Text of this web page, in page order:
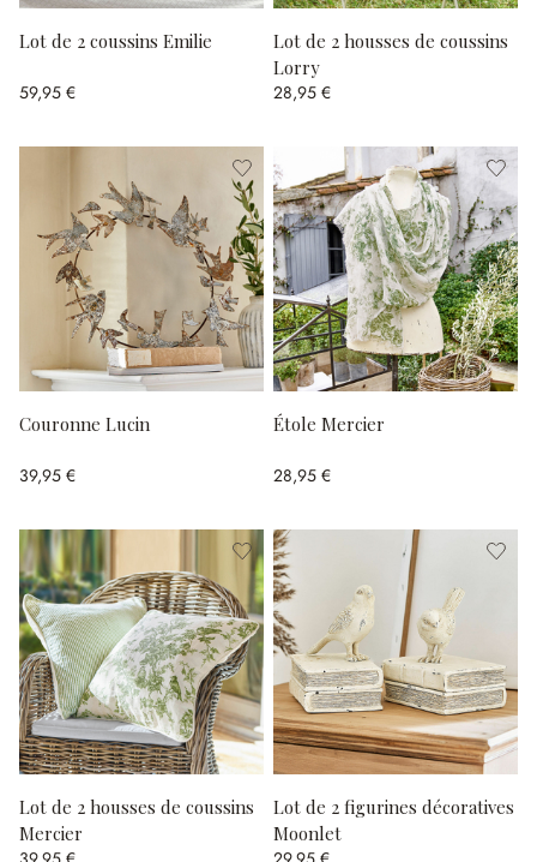
Lot de 2 coussins Emilie
59,95 €
Lot de 2 housses de coussins
Lorry
28,95 €
Couronne Lucin
39,95 €
Étole Mercier
28,95 €
Lot de 2 housses de coussins
Mercier
Lot de 2 figurines décoratives
Moonlet